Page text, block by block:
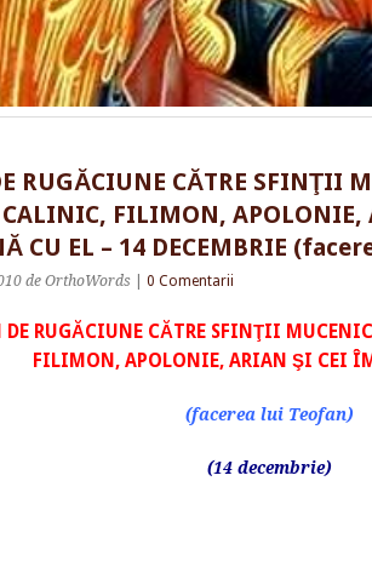
RUGĂCIUNE CĂTRE SFINŢII
CALINIC, FILIMON, APOLONIE,
CU EL – 14 DECEMBRIE
de OrthoWords 0 Comentarii
DE RUGĂCIUNE CĂTRE SFINŢII
FILIMON, APOLONIE, ARIAN ŞI CEI
(facerea lui Teofan)
(14 decembrie)